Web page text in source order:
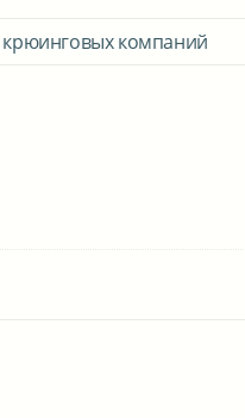
компаний